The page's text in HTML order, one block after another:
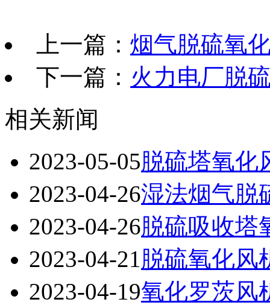
上一篇：烟气脱硫氧
下一篇： 火力电厂脱
相关新闻
2023-05-05脱硫塔氧化
2023-04-26湿法烟气脱
2023-04-26脱硫吸收塔
2023-04-21脱硫氧化风
2023-04-19氧化罗茨风